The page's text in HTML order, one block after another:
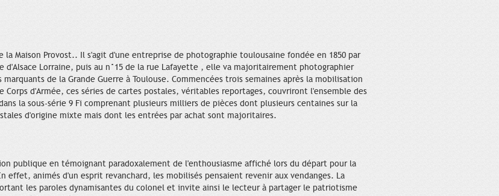
Maison Provost.. Il s'agit d'une entreprise de photographie toulousaine fondée en 1850 par
d'Alsace Lorraine, puis au n°15 de la rue Lafayette , elle va majoritairement photographier
de la Grande Guerre à Toulouse. Commencées trois semaines après la mobilisation
Corps d'Armée, ces séries de cartes postales, véritables reportages, couvriront l'ensemble des
la sous-série 9 Fi comprenant plusieurs milliers de pièces dont plusieurs centaines sur la
d'origine mixte mais dont les entrées par achat sont majoritaires.
publique en témoignant paradoxalement de l'enthousiasme affiché lors du départ pour la
effet, animés d'un esprit revanchard, les mobilisés pensaient revenir aux vendanges. La
les paroles dynamisantes du colonel et invite ainsi le lecteur à partager le patriotisme